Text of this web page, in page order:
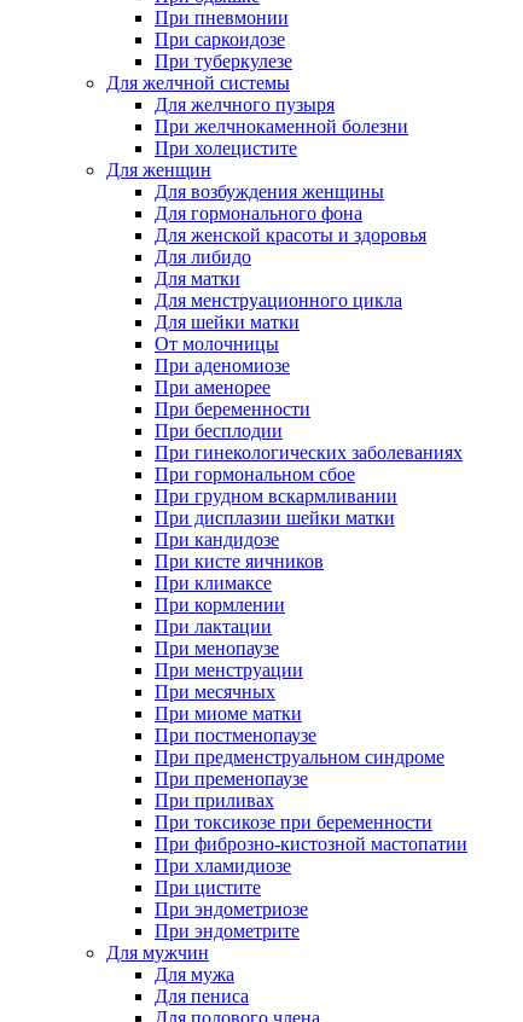
При пневмонии
При саркоидозе
При туберкулезе
Для желчной системы
Для желчного пузыря
При желчнокаменной болезни
При холецистите
Для женщин
Для возбуждения женщины
Для гормонального фона
Для женской красоты и здоровья
Для либидо
Для матки
Для менструационного цикла
Для шейки матки
От молочницы
При аденомиозе
При аменорее
При беременности
При бесплодии
При гинекологических заболеваниях
При гормональном сбое
При грудном вскармливании
При дисплазии шейки матки
При кандидозе
При кисте яичников
При климаксе
При кормлении
При лактации
При менопаузе
При менструации
При месячных
При миоме матки
При постменопаузе
При предменструальном синдроме
При пременопаузе
При приливах
При токсикозе при беременности
При фиброзно-кистозной мастопатии
При хламидиозе
При цистите
При эндометриозе
При эндометрите
Для мужчин
Для мужа
Для пениса
Для полового члена